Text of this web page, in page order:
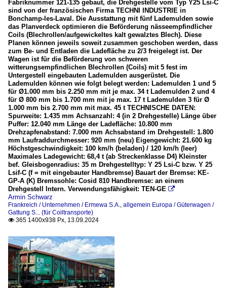
Fabriknummer 121-135 gebaut, die Drehgestelle vom Typ Y25 Lsi-C
sind von der französischen Firma TECHNI INDUSTRIE in
Bonchamp-les-Laval. Die Ausstattung mit fünf Lademulden sowie
das Planverdeck optimieren die Beförderung nässeempfindlicher
Coils (Blechrollen/aufgewickeltes kalt gewalztes Blech). Diese
Planen können jeweils soweit zusammen geschoben werden, dass
zum Be- und Entladen die Ladefläche zu 2/3 freigelegt ist. Der
Wagen ist für die Beförderung von schweren
witterungsempfindlichen Blechrollen (Coils) mit 5 fest im
Untergestell eingebauten Lademulden ausgerüstet. Die
Lademulden können wie folgt belegt werden: Lademulden 1 und 5
für Ø1.000 mm bis 2.250 mm mit je max. 34 t Lademulden 2 und 4
für Ø 800 mm bis 1.700 mm mit je max. 17 t Lademulden 3 für Ø
1.000 mm bis 2.700 mm mit max. 45 t TECHNISCHE DATEN:
Spurweite: 1.435 mm Achsanzahl: 4 (in 2 Drehgestelle) Länge über
Puffer: 12.040 mm Länge der Ladefläche: 10.800 mm
Drehzapfenabstand: 7.000 mm Achsabstand im Drehgestell: 1.800
mm Laufraddurchmesser: 920 mm (neu) Eigengewicht: 21.600 kg
Höchstgeschwindigkeit: 100 km/h (beladen) / 120 km/h (leer)
Maximales Ladegewicht: 68,4 t (ab Streckenklasse D4) Kleinster
bef. Gleisbogenradius: 35 m Drehgestelltyp: Y 25 Lsi-C bzw. Y 25
Lsif-C (f = mit eingebauter Handbremse) Bauart der Bremse: KE-
GP-A (K) Bremssohle: Cosid 810 Handbremse: an einem
Drehgestell Intern. Verwendungsfähigkeit: TEN-GE 
Armin Schwarz
Frankreich / Unternehmen / Ermewa S.A., allgemein Europa / Güterwagen /
Gattung S... (für Coiltransporte)
 365 1400x938 Px, 13.09.2024